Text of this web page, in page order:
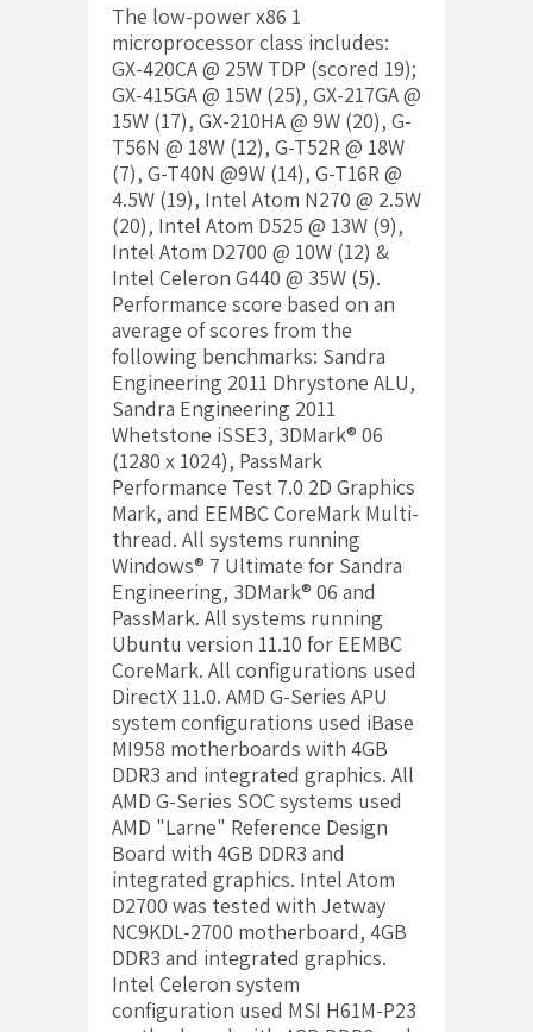
1 The low-power x86
microprocessor class includes:
GX-420CA @ 25W TDP (scored 19);
GX-415GA @ 15W (25), GX-217GA @
15W (17), GX-210HA @ 9W (20), G-
T56N @ 18W (12), G-T52R @ 18W
(7), G-T40N @9W (14), G-T16R @
4.5W (19), Intel Atom N270 @ 2.5W
(20), Intel Atom D525 @ 13W (9),
Intel Atom D2700 @ 10W (12) &
Intel Celeron G440 @ 35W (5).
Performance score based on an
average of scores from the
following benchmarks: Sandra
Engineering 2011 Dhrystone ALU,
Sandra Engineering 2011
Whetstone iSSE3, 3DMark® 06
(1280 x 1024), PassMark
Performance Test 7.0 2D Graphics
Mark, and EEMBC CoreMark Multi-
thread. All systems running
Windows® 7 Ultimate for Sandra
Engineering, 3DMark® 06 and
PassMark. All systems running
Ubuntu version 11.10 for EEMBC
CoreMark. All configurations used
DirectX 11.0. AMD G-Series APU
system configurations used iBase
MI958 motherboards with 4GB
DDR3 and integrated graphics. All
AMD G-Series SOC systems used
AMD "Larne" Reference Design
Board with 4GB DDR3 and
integrated graphics. Intel Atom
D2700 was tested with Jetway
NC9KDL-2700 motherboard, 4GB
DDR3 and integrated graphics.
Intel Celeron system
configuration used MSI H61M-P23